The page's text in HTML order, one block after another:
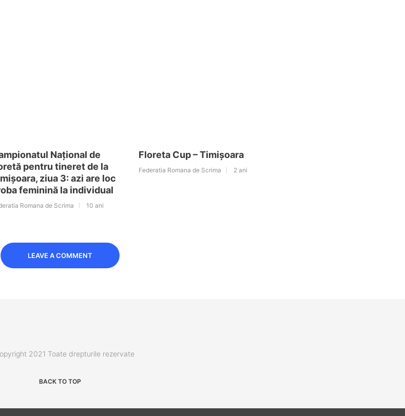
Național de
pentru tineret de la
ziua 3: azi are loc
feminină la individual
Romana de Scrima 10 ani
Floreta Cup – Timișoara
Federatia Romana de Scrima 2 ani
LEAVE A COMMENT
2021 Toate drepturile rezervate
BACK TO TOP